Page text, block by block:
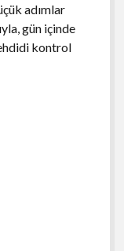
adımlar
gün içinde
kontrol